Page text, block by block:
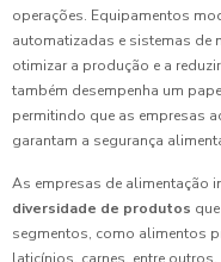
operações. Equipamentos
automatizadas e sistemas de
otimizar a produção e a
também desempenha um
permitindo que as empresas
garantam a segurança
As empresas de alimentação
diversidade de produtos
segmentos, como alimentos